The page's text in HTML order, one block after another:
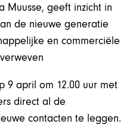
Muusse, geeft inzicht in
de nieuwe generatie
en commerciële
9 april om 12.00 uur met
direct al de
contacten te leggen.